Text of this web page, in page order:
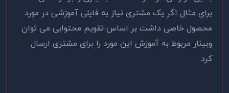
برای مثال اگر یک مشتری نیاز به فایلی آموزشی در مورد
محصول خاصی داشت بر اساس تقویم محتوایی می توان
وبینار مربوط به آموزش این مورد را برای مشتری ارسال
کرد.